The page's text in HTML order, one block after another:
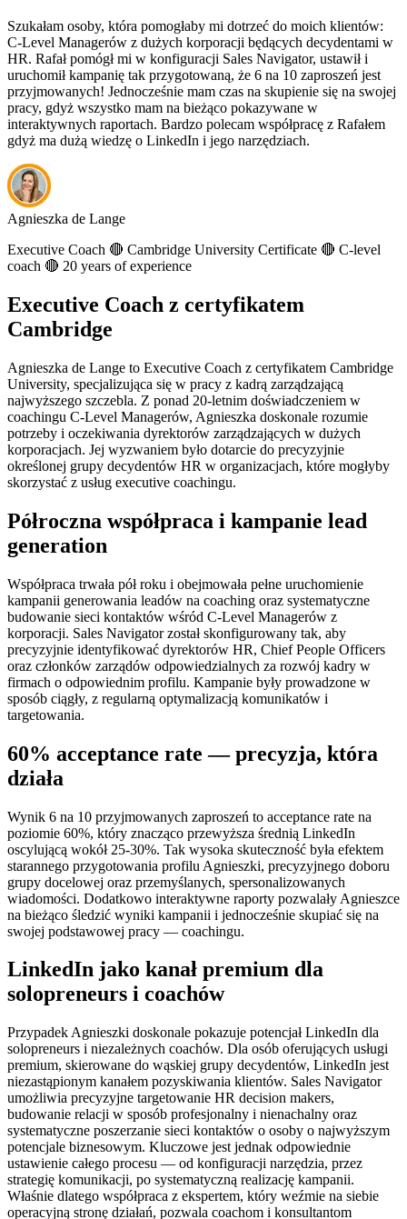
Szukałam osoby, która pomogłaby mi dotrzeć do moich klientów:
C-Level Managerów z dużych korporacji będących decydentami w
HR. Rafał pomógł mi w konfiguracji Sales Navigator, ustawił i
uruchomił kampanię tak przygotowaną, że 6 na 10 zaproszeń jest
przyjmowanych! Jednocześnie mam czas na skupienie się na swojej
pracy, gdyż wszystko mam na bieżąco pokazywane w
interaktywnych raportach. Bardzo polecam współpracę z Rafałem
gdyż ma dużą wiedzę o LinkedIn i jego narzędziach.
Agnieszka de Lange
Executive Coach 🔴 Cambridge University Certificate 🔴 C-level
coach 🔴 20 years of experience
Executive Coach z certyfikatem
Cambridge
Agnieszka de Lange to Executive Coach z certyfikatem Cambridge
University, specjalizująca się w pracy z kadrą zarządzającą
najwyższego szczebla. Z ponad 20-letnim doświadczeniem w
coachingu C-Level Managerów, Agnieszka doskonale rozumie
potrzeby i oczekiwania dyrektorów zarządzających w dużych
korporacjach. Jej wyzwaniem było dotarcie do precyzyjnie
określonej grupy decydentów HR w organizacjach, które mogłyby
skorzystać z usług executive coachingu.
Półroczna współpraca i kampanie lead
generation
Współpraca trwała pół roku i obejmowała pełne uruchomienie
kampanii generowania leadów na coaching oraz systematyczne
budowanie sieci kontaktów wśród C-Level Managerów z
korporacji. Sales Navigator został skonfigurowany tak, aby
precyzyjnie identyfikować dyrektorów HR, Chief People Officers
oraz członków zarządów odpowiedzialnych za rozwój kadry w
firmach o odpowiednim profilu. Kampanie były prowadzone w
sposób ciągły, z regularną optymalizacją komunikatów i
targetowania.
60% acceptance rate — precyzja, która
działa
Wynik 6 na 10 przyjmowanych zaproszeń to acceptance rate na
poziomie 60%, który znacząco przewyższa średnią LinkedIn
oscylującą wokół 25-30%. Tak wysoka skuteczność była efektem
starannego przygotowania profilu Agnieszki, precyzyjnego doboru
grupy docelowej oraz przemyślanych, spersonalizowanych
wiadomości. Dodatkowo interaktywne raporty pozwalały Agnieszce
na bieżąco śledzić wyniki kampanii i jednocześnie skupiać się na
swojej podstawowej pracy — coachingu.
LinkedIn jako kanał premium dla
solopreneurs i coachów
Przypadek Agnieszki doskonale pokazuje potencjał LinkedIn dla
solopreneurs i niezależnych coachów. Dla osób oferujących usługi
premium, skierowane do wąskiej grupy decydentów, LinkedIn jest
niezastąpionym kanałem pozyskiwania klientów. Sales Navigator
umożliwia precyzyjne targetowanie HR decision makers,
budowanie relacji w sposób profesjonalny i nienachalny oraz
systematyczne poszerzanie sieci kontaktów o osoby o najwyższym
potencjale biznesowym. Kluczowe jest jednak odpowiednie
ustawienie całego procesu — od konfiguracji narzędzia, przez
strategię komunikacji, po systematyczną realizację kampanii.
Właśnie dlatego współpraca z ekspertem, który weźmie na siebie
operacyjną stronę działań, pozwala coachom i konsultantom